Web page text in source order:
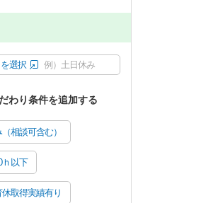
選択 例）土日休み
わり条件を追加する
相談可含む）
ｈ以下
取得実績有り